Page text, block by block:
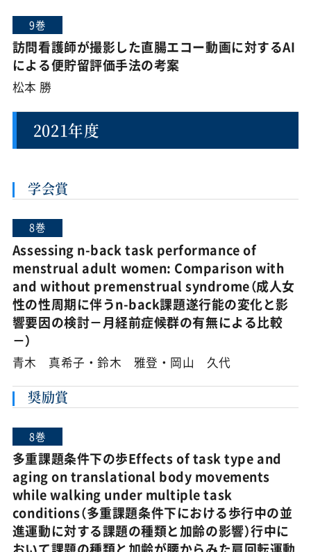
9巻
訪問看護師が撮影した直腸エコー動画に対するAI
による便貯留評価手法の考案
松本 勝
2021年度
学会賞
8巻
Assessing n-back task performance of
menstrual adult women: Comparison with
and without premenstrual syndrome（成人女
性の性周期に伴うn-back課題遂行能の変化と影
響要因の検討－月経前症候群の有無による比較
－）
青木 真希子・鈴木 雅登・岡山 久代
奨励賞
8巻
多重課題条件下の歩Effects of task type and
aging on translational body movements
while walking under multiple task
conditions（多重課題条件下における歩行中の並
進運動に対する課題の種類と加齢の影響）行中に